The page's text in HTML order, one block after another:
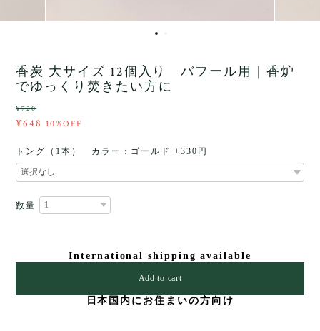
香炭 大サイズ 12個入り バフール用｜香炉
でゆっくり焚きたい方に
¥720
¥648 10%OFF
トング（1本） カラー：ゴールド +330円
数量
International shipping available
Add to cart
日本国内にお住まいの方向け